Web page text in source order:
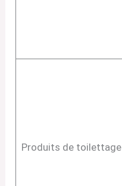
Produits de toilettage